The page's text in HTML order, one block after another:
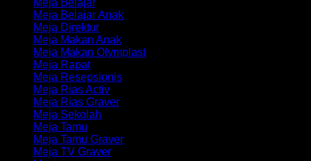
Meja Belajar Anak
Meja Direktur
Meja Makan Anak
Meja Makan Olymplast
Meja Rapat
Meja Resepsionis
Meja Rias Activ
Meja Rias Graver
Meja Sekolah
Meja Tamu
Meja Tamu Graver
Meja TV Graver